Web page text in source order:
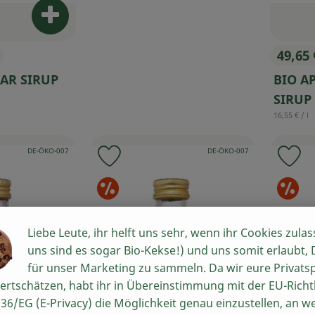
SIRUP
Produkt zum Warenkorb hinzufügen
,
49,65
BIO
,16,55 € / l
, Kontrollstelle:
DE-ÖKO-007
Favouriten hinzufügen
, Kontrollstelle:
DE-ÖKO-007
Sonderangebote
Produkt zu Favouriten hinzufügen
Liebe Leute, ihr helft uns sehr, wenn ihr Cookies
uns sind es sogar Bio-Kekse!) und uns somit erlaubt,
für unser Marketing zu sammeln. Da wir eure
habt ihr in Übereinstimmung mit der EU-
EG (E-Privacy) die Möglichkeit genau einzustellen, an